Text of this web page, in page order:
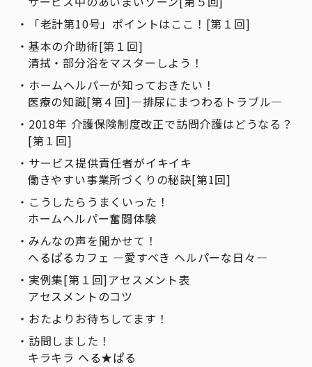
「老計第10号」ポイントはここ！[第１回]
基本の介助術[第１回]
清拭・部分浴をマスターしよう！
ホームヘルパーが知っておきたい！
医療の知識[第４回]―排尿にまつわるトラブル―
2018年 介護保険制度改正で訪問介護はどうなる？
[第１回]
サービス提供責任者がイキイキ
働きやすい事業所づくりの秘訣[第1回]
こうしたらうまくいった！
ホームヘルパー奮闘体験
みんなの声を聞かせて！
へるぱるカフェ ―愛すべき ヘルパーな日々―
実例集[第１回]アセスメント表
アセスメントのコツ
おたよりお待ちしてます！
訪問しました！
キラキラ へる★ぱる